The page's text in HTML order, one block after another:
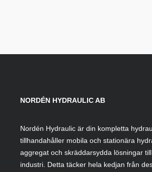
NORDÉN HYDRAULIC AB
Nordén Hydraulic är din kompletta
tillhandahåller mobila och stationära
aggregat och skräddarsydda lösningar
industri. Detta täcker hela kedjan från